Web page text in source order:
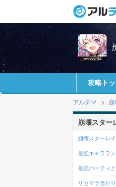
攻略ト
アルテマ 崩
崩壊スター
崩壊スターレ
最強キャララ
最強パーティ
リセマラ当た